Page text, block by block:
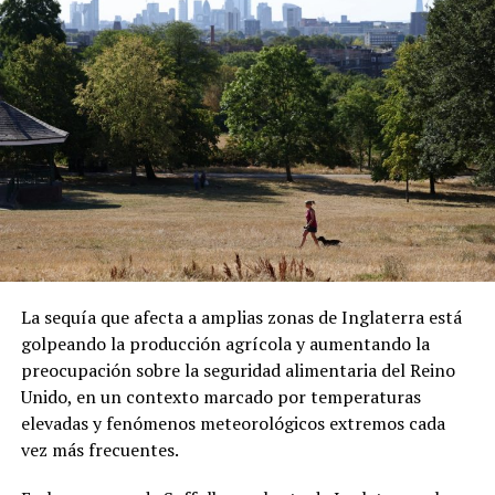
ADVERTISEMENT
capital centroafricana.
ADVERTISEMENT
Sánchez también denunció que los migrantes fueron
presionados para abordar el vuelo. Las declaraciones
confirmadas de manera independiente.
Una vez en República Centroafricana, las autoridades
locales les comunicaron que podrían permanecer
temporalmente en el país bajo un visado. Sin embargo,
Sánchez aseguró que existen restricciones para
La sequía que afecta a amplias zonas de Inglaterra está
golpeando la producción agrícola y aumentando la
preocupación sobre la seguridad alimentaria del Reino
Unido, en un contexto marcado por temperaturas
elevadas y fenómenos meteorológicos extremos cada
vez más frecuentes.